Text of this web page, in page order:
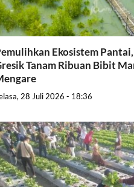
Ekosistem
Tanam Ribuan Bibit
28 Juli 2026 - 18:36